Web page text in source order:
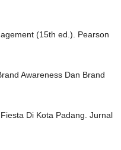
(15th ed.). Pearson
Awareness Dan Brand
Di Kota Padang. Jurnal